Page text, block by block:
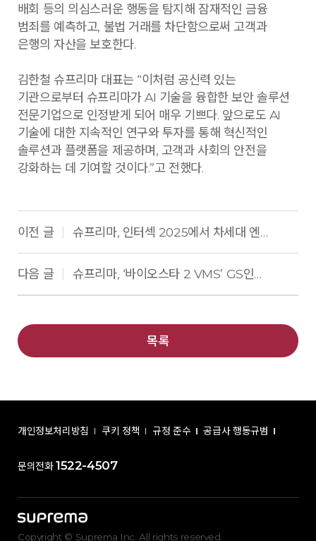
배회 등의 의심스러운 행동을 탐지해 잠재적인 금융
범죄를 예측하고, 불법 거래를 차단함으로써 고객과
은행의 자산을 보호한다.
김한철 슈프리마 대표는 “이처럼 공신력 있는
기관으로부터 슈프리마가 AI 기술을 융합한 보안 솔루션
전문기업으로 인정받게 되어 매우 기쁘다. 앞으로도 AI
기술에 대한 지속적인 연구와 투자를 통해 혁신적인
솔루션과 플랫폼을 제공하며, 고객과 사회의 안전을
강화하는 데 기여할 것이다.”고 전했다.
이전 글 슈프리마, 인터섹 2025에서 차세대 엔터프라이즈 보안 솔루션 공개
다음 글 슈프리마, ‘바이오스타 2 VMS’ GS인증 1등급 획득...AI 영상관제 시장 진출
목록
개인정보처리방침 쿠키 정책 규정 준수 공급사 행동규범
문의전화 1522-4507
Copyright © Suprema Inc. All rights reserved.